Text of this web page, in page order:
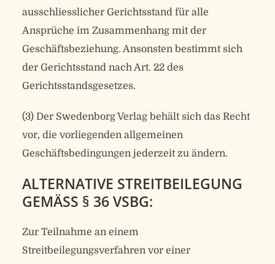
ausschliesslicher Gerichtsstand für alle
Ansprüche im Zusammenhang mit der
Geschäftsbeziehung. Ansonsten bestimmt sich
der Gerichtsstand nach Art. 22 des
Gerichtsstandsgesetzes.
(3) Der Swedenborg Verlag behält sich das Recht
vor, die vorliegenden allgemeinen
Geschäftsbedingungen jederzeit zu ändern.
ALTERNATIVE STREITBEILEGUNG
GEMÄSS § 36 VSBG:
Zur Teilnahme an einem
Streitbeilegungsverfahren vor einer